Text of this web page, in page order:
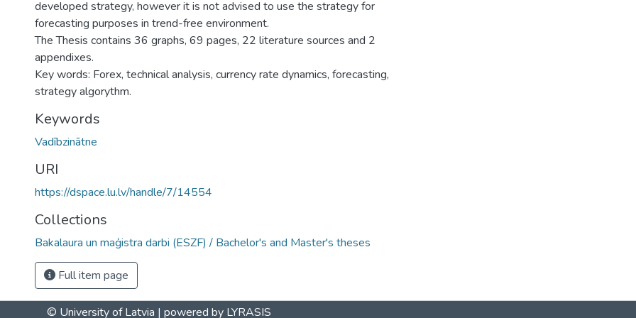
developed strategy, however it is not advised to use the strategy for
forecasting purposes in trend-free environment.
The Thesis contains 36 graphs, 69 pages, 22 literature sources and 2
appendixes.
Key words: Forex, technical analysis, currency rate dynamics, forecasting,
strategy algorythm.
Keywords
Vadībzinātne
URI
https://dspace.lu.lv/handle/7/14554
Collections
Bakalaura un maģistra darbi (ESZF) / Bachelor's and Master's theses
Full item page
© University of Latvia | powered by LYRASIS